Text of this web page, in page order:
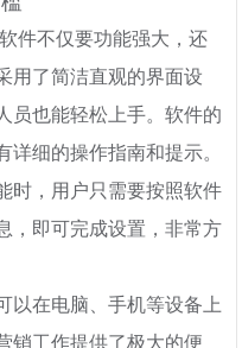
件不仅要功能强大，还
用了简洁直观的界面设
员也能轻松上手。软件的
细的操作指南和提示。
时，用户只需要按照软件
，即可完成设置，非常方
以在电脑、手机等设备上
销工作提供了极大的便